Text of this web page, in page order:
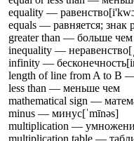
equality — равенство
equals — равняется; знак
greater than — больше чем
inequality — неравенство
infinity — бесконечность
length of line from A to B
less than — меньше чем
mathematical sign —
minus — минус[ˈmīnəs]
multiplication —